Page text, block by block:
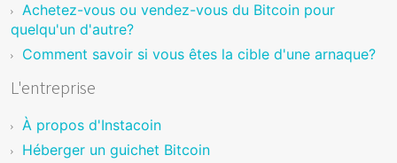
Achetez-vous ou vendez-vous du Bitcoin pour
quelqu'un d'autre?
Comment savoir si vous êtes la cible d'une arnaque?
L'entreprise
À propos d'Instacoin
Héberger un guichet Bitcoin